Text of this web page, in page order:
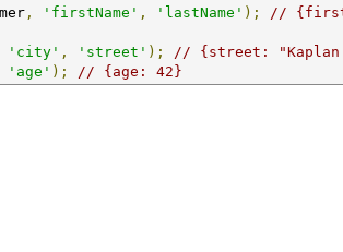
, 'firstName' , 'lastName' );
//
'city' , 'street' );
// {street:
'age' ); // {age: 42}